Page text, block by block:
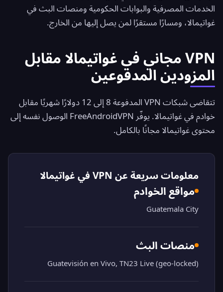
الخدمات المصرفية والبوابات الحكومية ومنصات البث في
غواتيمالا، ومسارًا مستقرًا لمن يصل إليها من الخارج.
VPN مجاني في غواتيمالا مقابل
المزودين المدفوعين
تتقاضى شبكات VPN المدفوعة 8 إلى 12 دولارًا شهريًا مقابل
خوادم في غواتيمالا. يوفّر FreeAndroidVPN الوصول نفسه إلى
محتوى غواتيمالا مجانًا بالكامل.
معلومات سريعة عن VPN في غواتيمالا
مواقع الخوادم
Guatemala City
منصات البث
Guatevisión en Vivo, TN23 Live (geo-locked)